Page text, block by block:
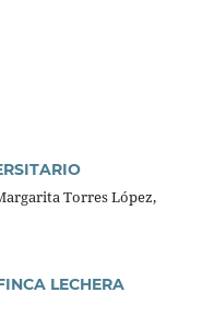
Torres López,
LECHERA